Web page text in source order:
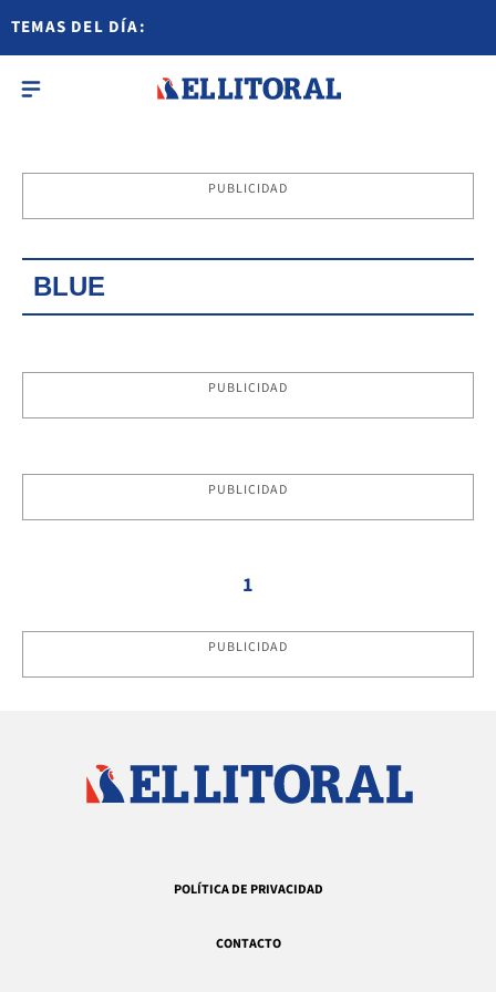
TEMAS DEL DÍA:
PUBLICIDAD
BLUE
PUBLICIDAD
PUBLICIDAD
1
PUBLICIDAD
POLÍTICA DE PRIVACIDAD
CONTACTO